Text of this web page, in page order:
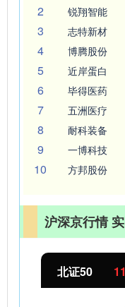
2 锐翔智能
3 志特新材
4 博腾股份
5 近岸蛋白
6 毕得医药
7 五洲医疗
8 耐科装备
9 一博科技
10 方邦股份
沪深京行情
创业板指